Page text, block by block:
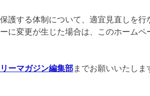
護する体制について、適宜見直しを行
に変更が生じた場合は、このホームペ
ーマガジン編集部までお願いいたしま